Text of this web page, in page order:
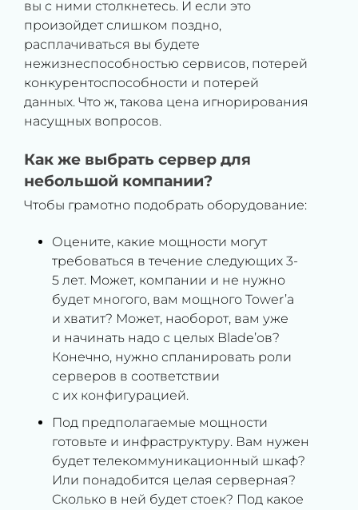
вы с ними столкнетесь. И если это
произойдет слишком поздно,
расплачиваться вы будете
нежизнеспособностью сервисов, потерей
конкурентоспособности и потерей
данных. Что ж, такова цена игнорирования
насущных вопросов.
Как же выбрать сервер для
небольшой компании?
Чтобы грамотно подобрать оборудование:
Оцените, какие мощности могут
требоваться в течение следующих 3-
5 лет. Может, компании и не нужно
будет многого, вам мощного Tower’а
и хватит? Может, наоборот, вам уже
и начинать надо с целых Blade’ов?
Конечно, нужно спланировать роли
серверов в соответствии
с их конфигурацией.
Под предполагаемые мощности
готовьте и инфраструктуру. Вам нужен
будет телекоммуникационный шкаф?
Или понадобится целая серверная?
Сколько в ней будет стоек? Под какое